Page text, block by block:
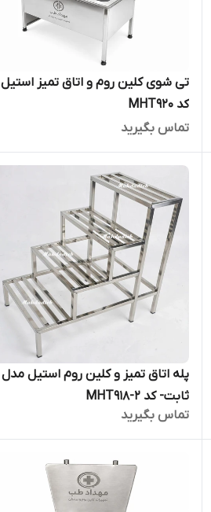
تی شوی کلین روم و اتاق تمیز استیل
کد MHT920
تماس بگیرید
پله اتاق تمیز و کلین روم استیل مدل
ثابت- کد MHT918-2
تماس بگیرید